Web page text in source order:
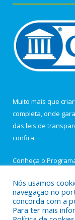
Muito mais que
completa, onde
das leis de
confira.
Conheça o
Todos os direitos
Nós usamos
navegação no
concorda com a
Para ter mais